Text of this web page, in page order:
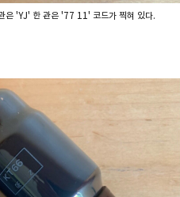
은 'YJ' 한 관은 '77 11' 코드가 찍혀 있다.